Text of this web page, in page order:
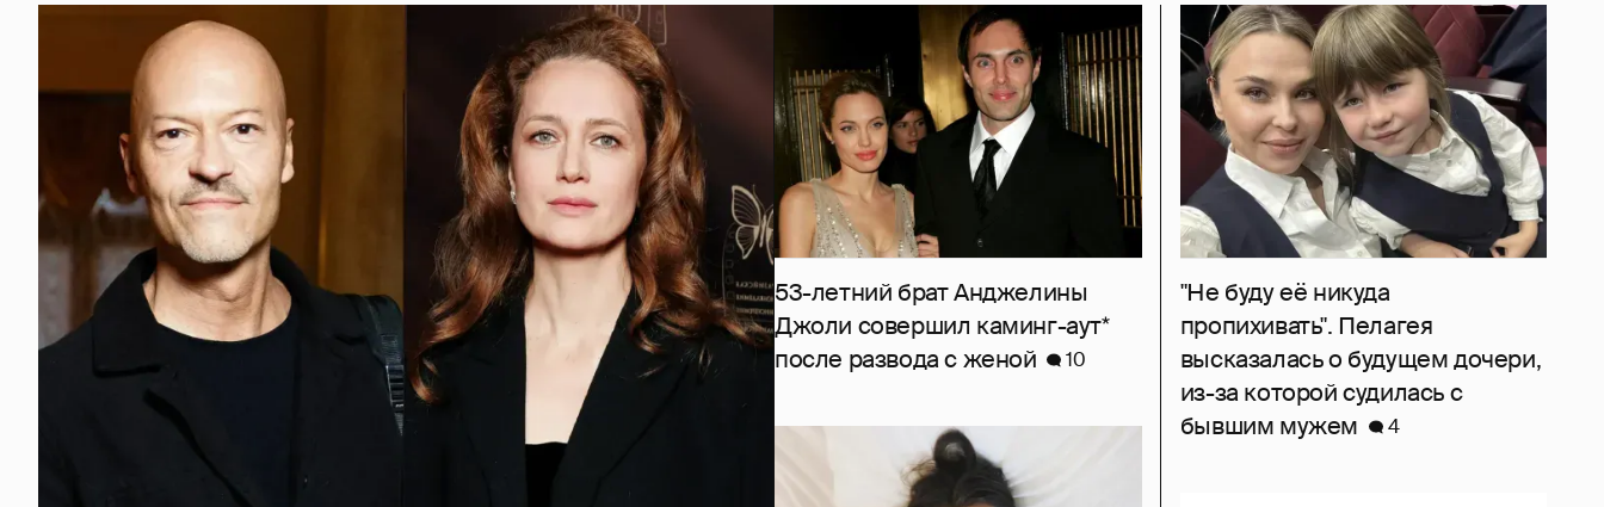
53-летний брат Анджелины
Джоли совершил каминг-аут*
после развода с женой
10
"Не буду её никуда
пропихивать". Пелагея
высказалась о будущем дочери,
из-за которой судилась с
бывшим мужем
4